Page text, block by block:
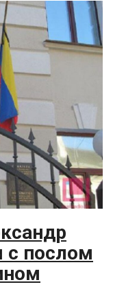
с послом